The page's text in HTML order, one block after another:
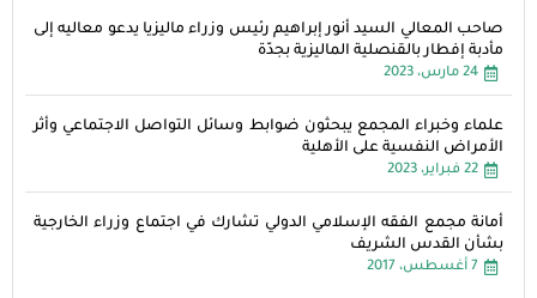
صاحب المعالي السيد أنور إبراهيم رئيس وزراء ماليزيا يدعو معاليه إلى
مأدبة إفطار بالقنصلية الماليزية بجدّة
24 مارس، 2023
علماء وخبراء المجمع يبحثون ضوابط وسائل التواصل الاجتماعي وأثر
الأمراض النفسية على الأهلية
22 فبراير، 2023
أمانة مجمع الفقه الإسلامي الدولي تشارك في اجتماع وزراء الخارجية
بشأن القدس الشريف
7 أغسطس، 2017